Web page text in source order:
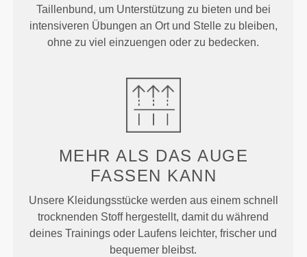
Taillenbund, um Unterstützung zu bieten und bei
intensiveren Übungen an Ort und Stelle zu bleiben,
ohne zu viel einzuengen oder zu bedecken.
MEHR ALS DAS AUGE
FASSEN KANN
Unsere Kleidungsstücke werden aus einem schnell
trocknenden Stoff hergestellt, damit du während
deines Trainings oder Laufens leichter, frischer und
bequemer bleibst.